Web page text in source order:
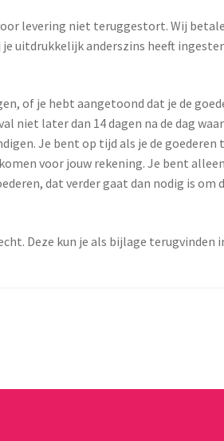
levering niet teruggestort. Wij
uitdrukkelijk anderszins heeft
of je hebt aangetoond dat je de
niet later dan 14 dagen na de dag
Je bent op tijd als je de
voor jouw rekening. Je bent
dat verder gaat dan nodig is om
Deze kun je als bijlage terugvinden